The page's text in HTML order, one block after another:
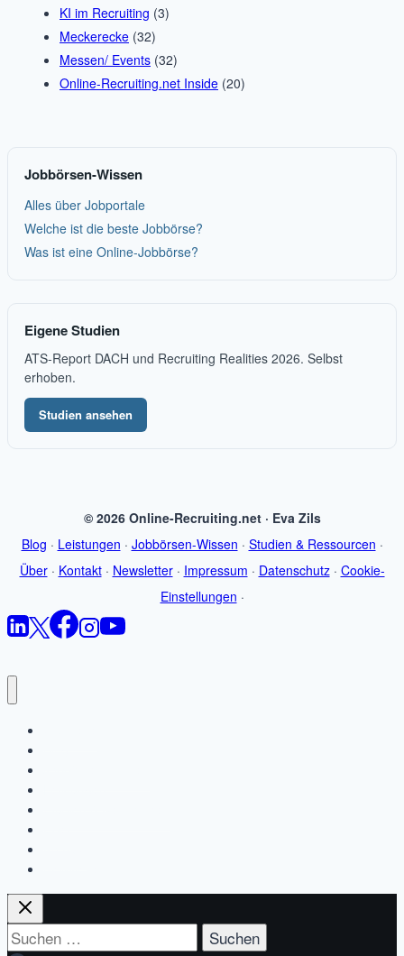
KI im Recruiting (3)
Meckerecke (32)
Messen/ Events (32)
Online-Recruiting.net Inside (20)
Jobbörsen-Wissen
Alles über Jobportale
Welche ist die beste Jobbörse?
Was ist eine Online-Jobbörse?
Eigene Studien
ATS-Report DACH und Recruiting Realities 2026. Selbst
erhoben.
Studien ansehen
© 2026 Online-Recruiting.net · Eva Zils
Blog · Leistungen · Jobbörsen-Wissen · Studien & Ressourcen ·
Über· Kontakt· Newsletter· Impressum · Datenschutz· Cookie-
Einstellungen ·
Suchen